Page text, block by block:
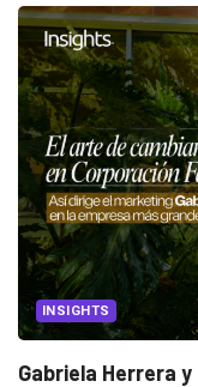
INSIGHTS
Gabriela Herrera